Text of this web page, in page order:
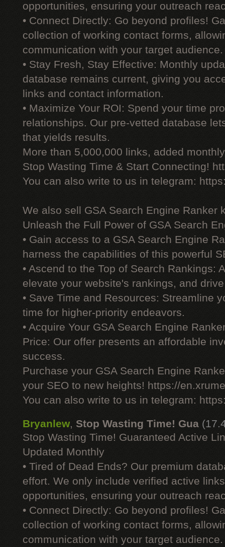
opportunities, ensuring your outreach
• Connect Directly: Go beyond profiles!
collection of working contact forms,
communication with your target audience.
• Stay Fresh, Stay Effective: Monthly
database remains current, giving you
links and contact information.
• Maximize Your ROI: Spend your time
relationships. Our pre-vetted database
that yields results.
More than 5,000,000 links, added
Stop Wasting Time & Start Connecting!
You can also write to us in telegram:
We also sell GSA Search Engine Ranker
Unleash the Full Power of GSA Search
• Gain access to a GSA Search Engine
harness the capabilities of this powerful
• Ascend to the Top of Search Rankings:
elevate your website's rankings, and
• Save Time and Resources: Streamline
time for higher-priority endeavors.
• Acquire Your GSA Search Engine
Price: Our offer presents an affordable
success.
Purchase your GSA Search Engine
your SEO to new heights! https://
You can also write to us in telegram:
Bryanlew,Stop Wasting Time! Gua
Stop Wasting Time! Guaranteed Active
Updated Monthly
• Tired of Dead Ends? Our premium
effort. We only include verified active
opportunities, ensuring your outreach
• Connect Directly: Go beyond profiles!
collection of working contact forms,
communication with your target audience.